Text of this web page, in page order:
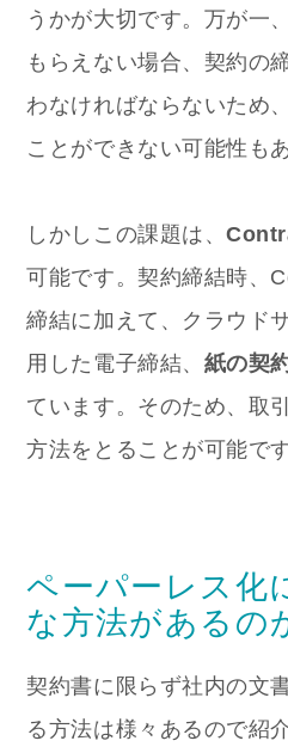
うかが大切です。万が一
もらえない場合、契約の
わなければならないため
ことができない可能性も
しかしこの課題は、
可能です。契約締結時、
締結に加えて、 クラウド
用した電子締結、 紙の契
ています。そのため、取
方法をとることが可能です
ペーパーレス化
な方法があるの
契約書に限らず社内の文
る方法は様々あるので紹